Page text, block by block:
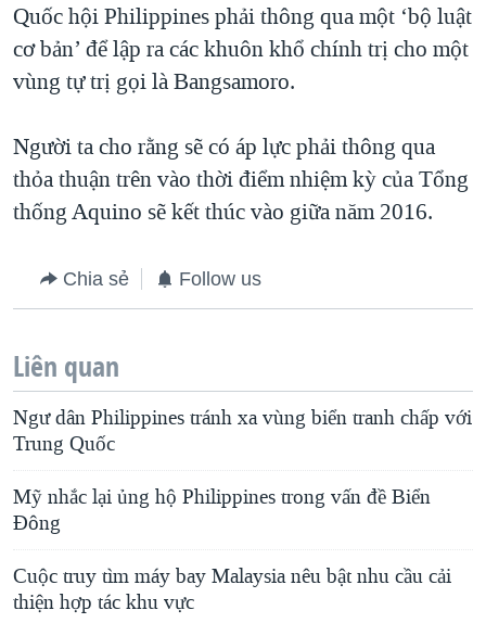
Quốc hội Philippines phải thông qua một ‘bộ luật
cơ bản’ để lập ra các khuôn khổ chính trị cho một
vùng tự trị gọi là Bangsamoro.
Người ta cho rằng sẽ có áp lực phải thông qua
thỏa thuận trên vào thời điểm nhiệm kỳ của Tổng
thống Aquino sẽ kết thúc vào giữa năm 2016.
Chia sẻ Follow us
Liên quan
Ngư dân Philippines tránh xa vùng biển tranh chấp với
Trung Quốc
Mỹ nhắc lại ủng hộ Philippines trong vấn đề Biển
Đông
Cuộc truy tìm máy bay Malaysia nêu bật nhu cầu cải
thiện hợp tác khu vực